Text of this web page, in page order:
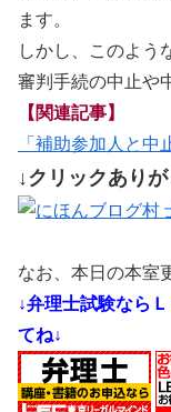
ます。
しかし、このよう
審判手続の中止や
【関連記事】
「補助参加人と中
↓クリックありが
なお、本日の本室
↓弁理士試験なら
てね↓